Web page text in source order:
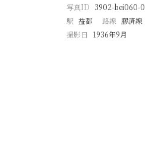
写真ID 3902-bei060-0
駅 益都 路線 膠済線
撮影日
1936年9月